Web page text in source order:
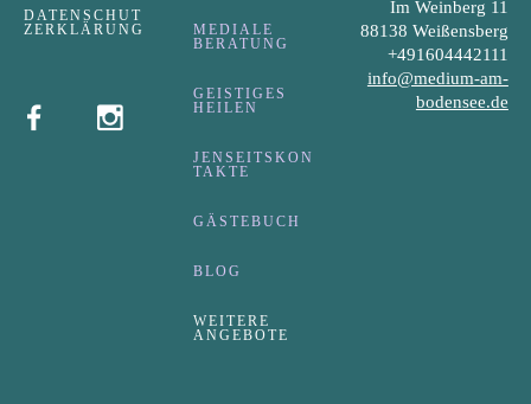
DATENSCHUT
ZERKLÄRUNG
MEDIALE
BERATUNG
GEISTIGES
HEILEN
JENSEITSKON
TAKTE
GÄSTEBUCH
BLOG
WEITERE
ANGEBOTE
Im Weinberg 11
88138 Weißensberg
+491604442111
info@medium-am-
bodensee.de